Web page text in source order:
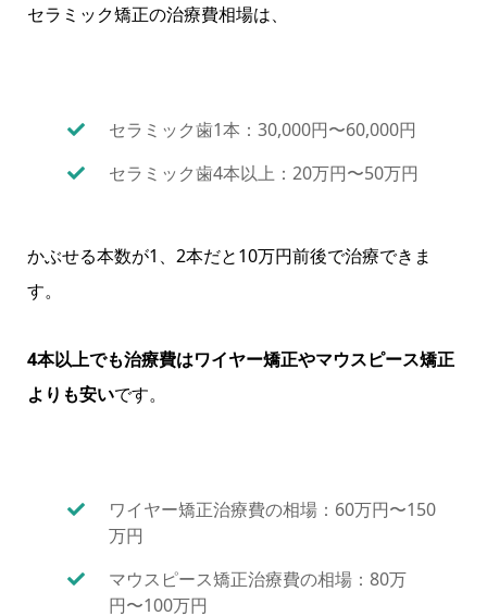
セラミック矯正の治療費相場は、
セラミック歯1本：30,000円〜60,000円
セラミック歯4本以上：20万円〜50万円
かぶせる本数が1、2本だと10万円前後で治療できま
す。
4本以上でも治療費はワイヤー矯正やマウスピース矯正
よりも安いです。
ワイヤー矯正治療費の相場：60万円〜150
万円
マウスピース矯正治療費の相場：80万
円〜100万円